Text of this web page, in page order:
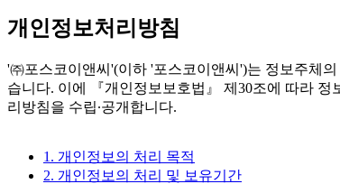
개인정보처리방침
'㈜포스코이앤씨'(이하 '포스코이앤씨')는 정보주체
습니다. 이에 『개인정보보호법』 제30조에 따라
리방침을 수립∙공개합니다.
1. 개인정보의 처리 목적
2. 개인정보의 처리 및 보유기간